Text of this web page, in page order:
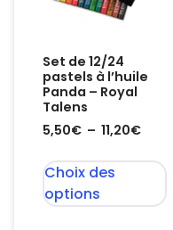
Set de 12/24
pastels à l’huile
Panda – Royal
Talens
5,50€ – 11,20€
Choix des
options